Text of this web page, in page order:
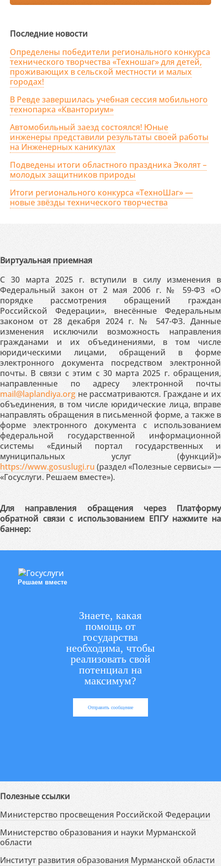
Последние новости
Определены победители регионального конкурса
технического творчества «Техношаг» для детей,
проживающих в сельской местности и малых
городах!
В Ревде завершилась учебная сессия мобильного
технопарка «Кванториум»
Автомобильный заезд состоялся! Юные
инженеры представили результаты своей работы
на Инженерных каникулах
Подведены итоги областного праздника Эколят –
молодых защитников природы
Итоги регионального конкурса «ТехноШаг» —
новые звёзды технического творчества
Виртуальная приемная
С 30 марта 2025 г. вступили в силу изменения в
Федеральный закон от 2 мая 2006 г. № 59-ФЗ «О
порядке рассмотрения обращений граждан
Российской Федерации», внесённые Федеральным
законом от 28 декабря 2024 г. № 547-ФЗ. Данные
изменения исключили возможность направления
гражданами и их объединениями, в том числе
юридическими лицами, обращений в форме
электронного документа посредством электронной
почты. В связи с этим с 30 марта 2025 г. обращения,
направленные по адресу электронной почты
mail@laplandiya.org не рассматриваются. Граждане и их
объединения, в том числе юридические лица, вправе
направлять обращения в письменной форме, а также в
форме электронного документа с использованием
федеральной государственной информационной
системы «Единый портал государственных и
муниципальных услуг (функций)»
https://www.gosuslugi.ru (раздел «Полезные сервисы» —
«Госуслуги. Решаем вместе»).
Для направления обращения через Платформу
обратной связи с использованием ЕПГУ нажмите на
баннер:
Решаем вместе
Знаете, какая
помощь от
государства
необходима, чтобы
реализовать свой
потенциал на
максимум?
Отправить сообщение
Полезные ссылки
Министерство просвещения Российской Федерации
Министерство образования и науки Мурманской
области
Институт развития образования Мурманской области